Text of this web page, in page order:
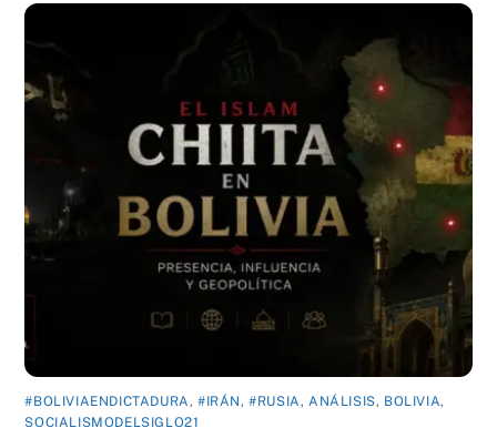
#BOLIVIAENDICTADURA,#IRÁN,#RUSIA,ANÁLISIS, BOLIVIA,
SOCIALISMODELSIGLO21